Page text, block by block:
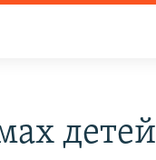
детей